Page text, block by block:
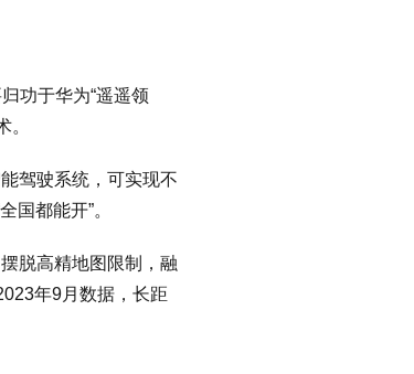
功于华为“遥遥领
。
驾驶系统，可实现不
国都能开”。
脱高精地图限制，融
年9月数据，长距